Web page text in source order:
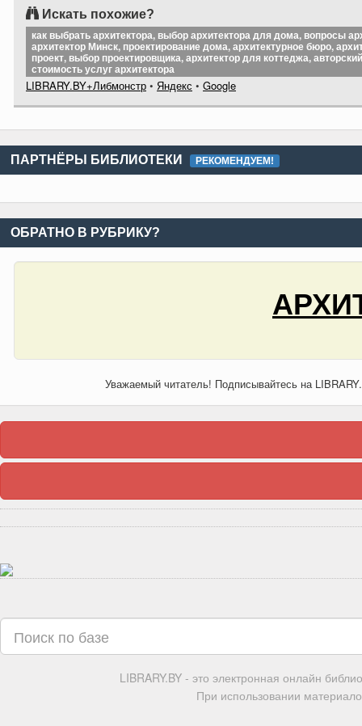
Искать похожие?
как выбрать архитектора, выбор архитектора для дома, вопросы
архитектор Минск, проектирование дома, архитектурное бюро,
проект, выбор проектировщика, архитектор для коттеджа,
стоимость услуг архитектора
LIBRARY.BY+Либмонстр • Яндекс • Google
ПАРТНЁРЫ БИБЛИОТЕКИ РЕКОМЕНДУЕМ!
ОБРАТНО В РУБРИКУ?
Уважаемый читатель! Подписывайтесь на
LIBRARY.BY - это электронная онлайн
При использовании